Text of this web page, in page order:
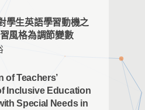
學生英語學習動機之
風格為調節變數
of Teachers’
Inclusive Education
Special Needs in